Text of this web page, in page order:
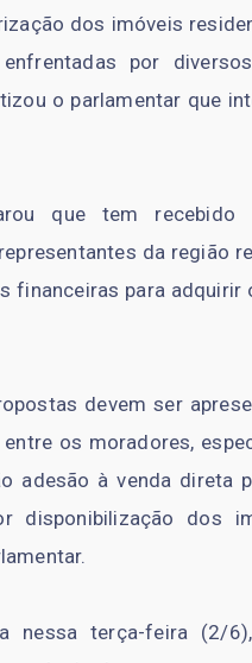
dos imóveis
por
o parlamentar que
que tem recebido
da região
financeiras para
devem ser
os moradores,
adesão à venda direta
disponibilização dos
nessa terça-feira (2/